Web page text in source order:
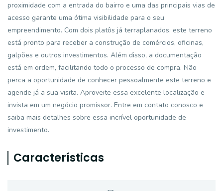
proximidade com a entrada do bairro e uma das principais vias de
acesso garante uma ótima visibilidade para o seu
empreendimento. Com dois platôs já terraplanados, este terreno
está pronto para receber a construção de comércios, oficinas,
galpões e outros investimentos. Além disso, a documentação
está em ordem, facilitando todo o processo de compra. Não
perca a oportunidade de conhecer pessoalmente este terreno e
agende já a sua visita. Aproveite essa excelente localização e
invista em um negócio promissor. Entre em contato conosco e
saiba mais detalhes sobre essa incrível oportunidade de
investimento.
Características